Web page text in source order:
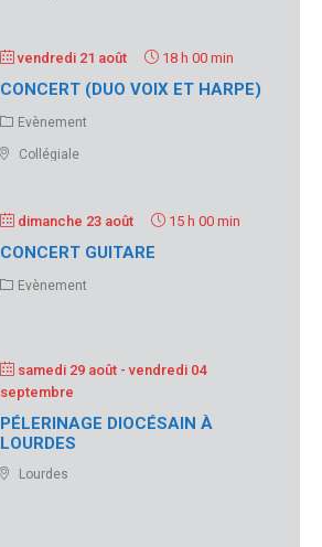
vendredi 21 août 18 h 00 min
CONCERT (DUO VOIX ET HARPE)
Collégiale
Evènement
dimanche 23 août 15 h 00 min
CONCERT GUITARE
Evènement
samedi 29 août - vendredi 04
septembre
PÉLERINAGE DIOCÉSAIN À
LOURDES
Lourdes